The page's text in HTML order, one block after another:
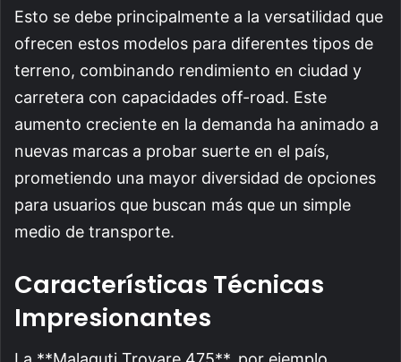
Esto se debe principalmente a la versatilidad que
ofrecen estos modelos para diferentes tipos de
terreno, combinando rendimiento en ciudad y
carretera con capacidades off-road. Este
aumento creciente en la demanda ha animado a
nuevas marcas a probar suerte en el país,
prometiendo una mayor diversidad de opciones
para usuarios que buscan más que un simple
medio de transporte.
Características Técnicas
Impresionantes